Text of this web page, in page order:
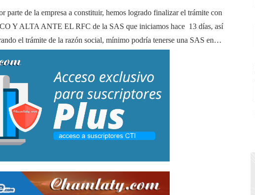
parte de la empresa a constituir, hemos logrado finalizar el trámite con
Y ALTA ANTE EL RFC de la SAS que iniciamos hace 13 días, así
el trámite de la razón social, mínimo podría tenerse una SAS en…